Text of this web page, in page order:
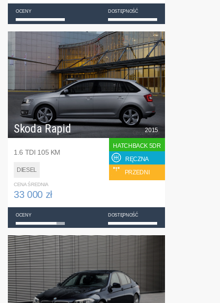
OCENY DOSTĘPNOŚĆ
Skoda Rapid
1.6 TDI 105 KM
DIESEL
2015
HATCHBACK 5DR
RĘCZNA
PRZEDNI
CENA ŚREDNIA
33 000 zł
OCENY DOSTĘPNOŚĆ